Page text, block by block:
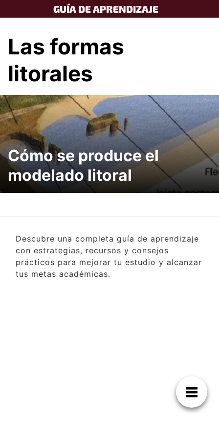
to
GUÍA DE APRENDIZAJE
Las formas
litorales
Cómo se produce el
modelado litoral
Descubre una completa guía de aprendizaje
con estrategias, recursos y consejos
prácticos para mejorar tu estudio y alcanzar
tus metas académicas.